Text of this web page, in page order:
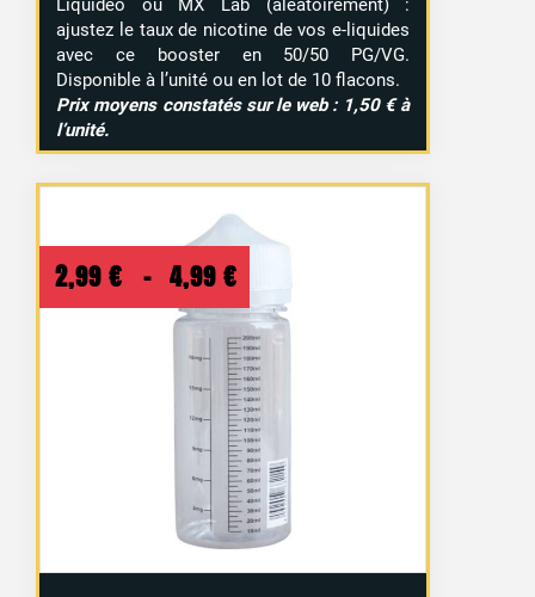
Liquideo ou MX Lab (aléatoirement) :
ajustez le taux de nicotine de vos e-liquides
avec ce booster en 50/50 PG/VG.
Disponible à l’unité ou en lot de 10 flacons.
Prix moyens constatés sur le web : 1,50 € à
l’unité.
2,99 € – 4,99 €
de
prix :
2,99 €
à
4,99 €